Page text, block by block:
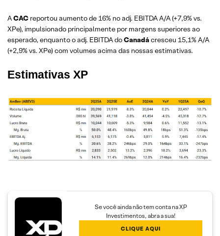
ACAC reportou aumento de 16% no adj. EBITDA A/A (+7,9% vs.
XPe), impulsionado principalmente por margens superiores ao
esperado, enquanto o adj. EBITDA doCanadácresceu 15,1% A/A
(+2,9% vs. XPe) com volumes acima das nossas estimativas.
Estimativas XP
Se você ainda não tem conta na XP
Investimentos, abra a sua!
CLIQUE AQUI